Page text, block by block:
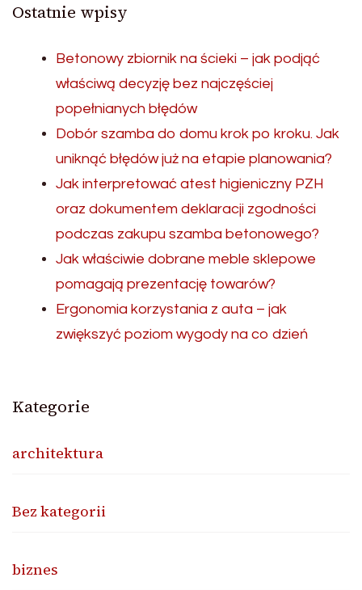
Ostatnie wpisy
Betonowy zbiornik na ścieki – jak podjąć
właściwą decyzję bez najczęściej
popełnianych błędów
Dobór szamba do domu krok po kroku. Jak
uniknąć błędów już na etapie planowania?
Jak interpretować atest higieniczny PZH
oraz dokumentem deklaracji zgodności
podczas zakupu szamba betonowego?
Jak właściwie dobrane meble sklepowe
pomagają prezentację towarów?
Ergonomia korzystania z auta – jak
zwiększyć poziom wygody na co dzień
Kategorie
architektura
Bez kategorii
biznes